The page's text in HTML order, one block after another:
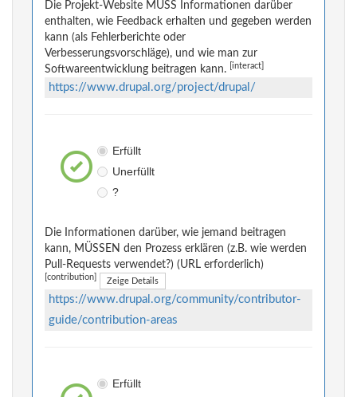
Die Projekt-Website MUSS Informationen darüber
enthalten, wie Feedback erhalten und gegeben werden
kann (als Fehlerberichte oder
Verbesserungsvorschläge), und wie man zur
Softwareentwicklung beitragen kann.
[interact]
https://www.drupal.org/project/drupal/
Erfüllt
Unerfüllt
?
Die Informationen darüber, wie jemand beitragen
kann, MÜSSEN den Prozess erklären (z.B. wie werden
Pull-Requests verwendet?) (URL erforderlich)
[contribution] Zeige Details
https://www.drupal.org/community/contributor-
guide/contribution-areas
Erfüllt